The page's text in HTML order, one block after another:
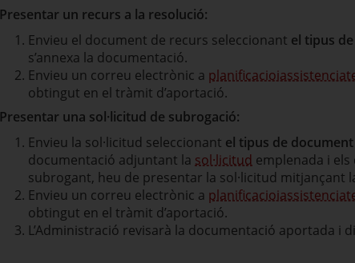
Presentar un recurs a la resolució:
Envieu el document de recurs seleccionant el tipus
s’annexa la documentació.
Envieu un correu electrònic a
obtingut en el tràmit d’aportació.
Presentar una sol·licitud de subrogació:
Envieu la sol·licitud seleccionant el tipus de document
documentació adjuntant la sol·licitud emplenada i
subrogant, heu de presentar la sol·licitud mitjançant
Envieu un correu electrònic a
obtingut en el tràmit d’aportació.
L’Administració revisarà la documentació aportada i